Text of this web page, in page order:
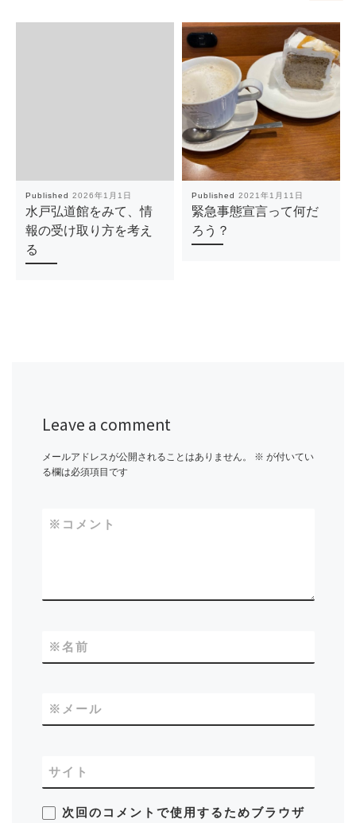
Published 2026年1月1日
水戸弘道館をみて、情
報の受け取り方を考え
る
Published 2021年1月11日
緊急事態宣言って何だ
ろう？
Leave a comment
メールアドレスが公開されることはありません。 ※ が付いてい
る欄は必須項目です
コメント
※
名前
※
メール
※
サイト
次回のコメントで使用するためブラウザ